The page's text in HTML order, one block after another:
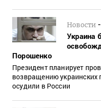
Новости
Украина
Порошенко
Президент планирует
возвращению украинских
осудили в России